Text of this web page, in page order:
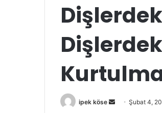
ipek köse
Bir
Şubat 4,